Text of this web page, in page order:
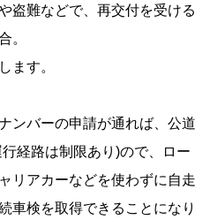
盗難などで、再交付を受ける
。
ます。
ンバーの申請が通れば、公道
経路は制限あり)ので、ロー
リアカーなどを使わずに自走
車検を取得できることになり